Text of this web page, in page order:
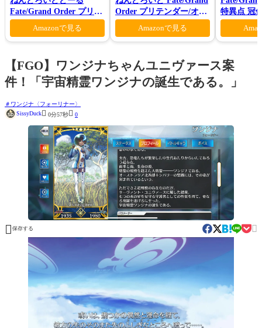
Fate/Grand Order プリテ
ンダー/オベロン 爽やかサ
マー・プリンスVer.
Amazonで見る
Order プリテンダー/オベ
ロン ヴォーティガーン
Amazonで見る
特異点 冠
モン-(完全
【FGO】ワンジナちゃんユニヴァース案
件！「宇宙精霊ワンジナの誕生である。」
ワンジナ〈フォーリナー〉
SissyDuck 0分57秒 0
 保存する 